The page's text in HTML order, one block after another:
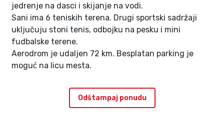
jedrenje na dasci i skijanje na vodi.
Sani ima 6 teniskih terena. Drugi sportski sadržaji
uključuju stoni tenis, odbojku na pesku i mini
fudbalske terene.
Aerodrom je udaljen 72 km. Besplatan parking je
moguć na licu mesta.
Odštampaj ponudu